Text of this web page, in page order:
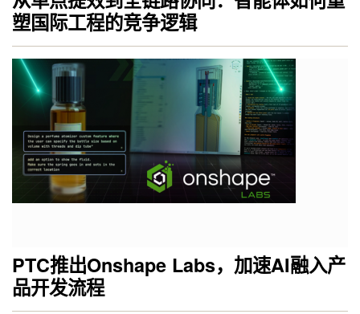
塑国际工程的竞争逻辑
PTC推出Onshape Labs，加速AI融入产
品开发流程